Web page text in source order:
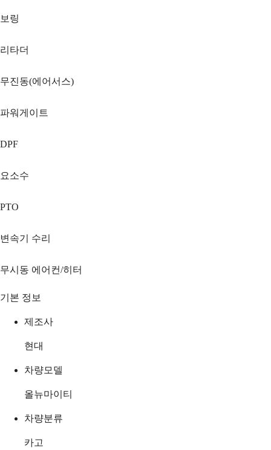
보링
리타더
무진동(에어서스)
파워게이트
DPF
요소수
PTO
변속기 수리
무시동 에어컨/히터
기본 정보
제조사
현대
차량모델
올뉴마이티
차량분류
카고